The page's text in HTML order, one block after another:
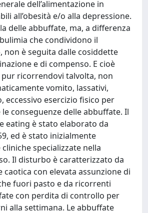
dell’alimentazione in
all’obesità e/o alla depressione.
delle abbuffate, ma, a differenza
che condividono il
non è seguita dalle cosiddette
e di compenso. E cioè
ricorrendovi talvolta, non
vomito, lassativi,
eccessivo esercizio fisico per
conseguenze delle abbuffate. Il
eating è stato elaborato da
ed è stato inizialmente
specializzate nella
Il disturbo è caratterizzato da
caotica con elevata assunzione di
fuori pasto e da ricorrenti
con perdita di controllo per
alla settimana. Le abbuffate